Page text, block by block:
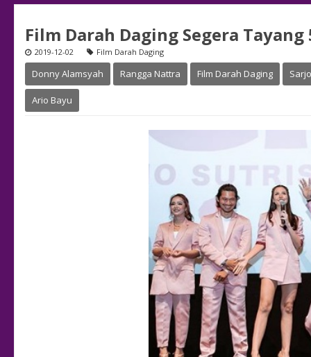
Film Darah Daging Segera Tayang
2019-12-02 Film Darah Daging
Donny Alamsyah Rangga Nattra Film Darah Daging
Ario Bayu